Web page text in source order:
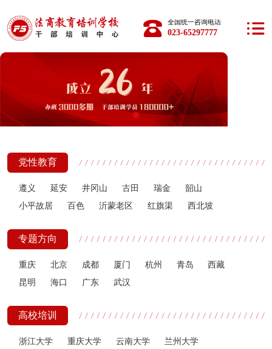
全国统一咨询电话：
023-65297777
党性教育
遵义 延安 井冈山 古田 瑞金
韶山
小平故居
百色 沂蒙老区 红旗渠 西北坡
专题方向
重庆 北京 成都 厦门 杭州 青岛
西藏
昆明
海口 广东 武汉
高校培训
浙江大学 重庆大学 云南大学
兰州大学